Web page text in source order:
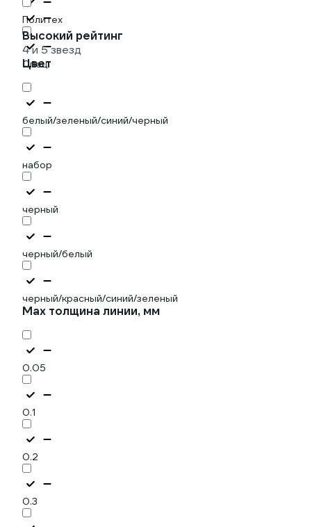
Политех
Спец
Высокий рейтинг
4 и 5 звезд
Цвет
белый/зеленый/синий/черный
набор
черный
черный/белый
черный/красный/синий/зеленый
Мах толщина линии, мм
0.05
0.1
0.2
0.3